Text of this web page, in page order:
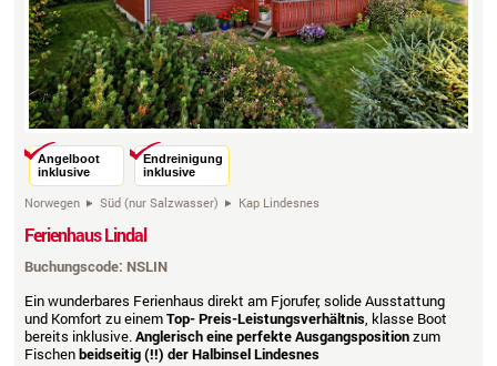
Angelboot
inklusive
Endreinigung
inklusive
Norwegen Süd (nur Salzwasser) Kap Lindesnes
Ferienhaus Lindal
Buchungscode: NSLIN
Ein wunderbares Ferienhaus direkt am Fjorufer, solide Ausstattung
und Komfort zu einemTop- Preis-Leistungsverhältnis, klasse Boot
bereits inklusive.Anglerisch eine perfekte Ausgangspositionzum
Fischenbeidseitig (!!) der Halbinsel Lindesnes